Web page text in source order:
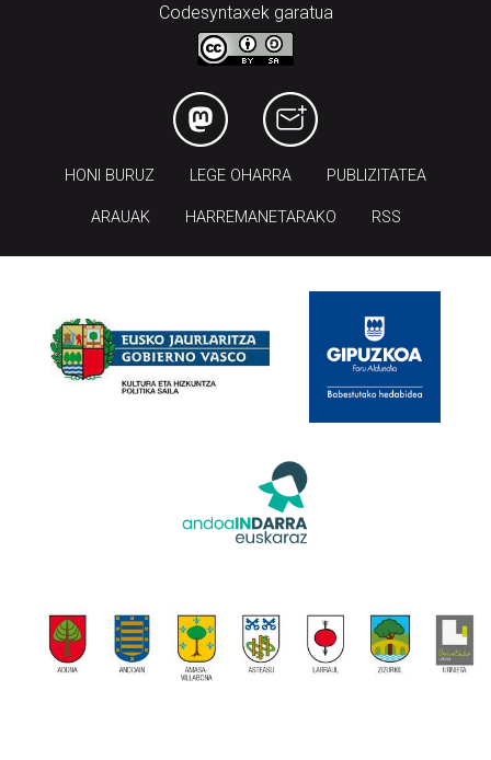
Codesyntaxek garatua
HONI BURUZ LEGE OHARRA PUBLIZITATEA
ARAUAK HARREMANETARAKO RSS